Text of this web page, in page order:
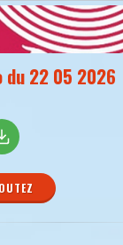
du 22 05 2026